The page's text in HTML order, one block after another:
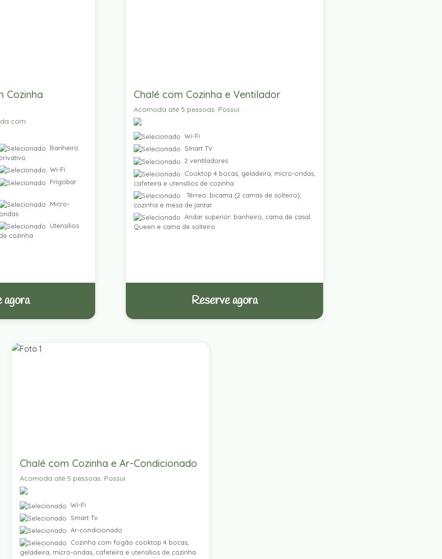
Cozinha
com:
Banheiro
privativo
Wi-Fi
Frigobar
Micro-
ondas
Utensílios
de cozinha
agora
Chalé com Cozinha e Ventilador
Acomoda até 5 pessoas. Possui:
Wi-Fi
Smart TV
2 ventiladores
Cooktop 4 bocas, geladeira, micro-ondas,
cafeteira e utensílios de cozinha
Térreo: bicama (2 camas de solteiro),
cozinha e mesa de jantar
Andar superior: banheiro, cama de casal
Queen e cama de solteiro
Reserve agora
Chalé com Cozinha e Ar-Condicionado
Acomoda até 5 pessoas. Possui:
Wi-Fi
Smart Tv
Ar-condicionado
Cozinha com fogão cooktop 4 bocas,
geladeira, micro-ondas, cafeteira e utensílios de cozinha